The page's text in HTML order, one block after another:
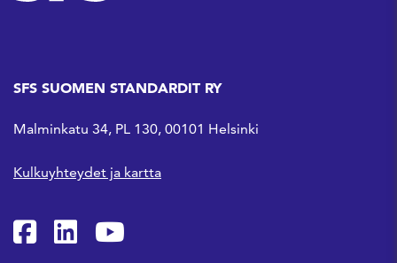
SFS SUOMEN STANDARDIT RY
Malminkatu 34, PL 130, 00101 Helsinki
Kulkuyhteydet ja kartta
SFS Facebookissa
SFS Linkedinissä
SFS Youtubessa